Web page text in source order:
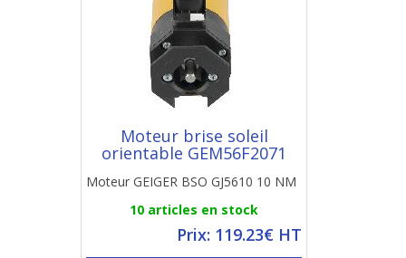
Moteur brise soleil
orientable GEM56F2071
Moteur GEIGER BSO GJ5610 10 NM
10 articles en stock
Prix: 119.23€ HT